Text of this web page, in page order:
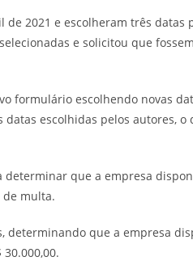
2021 e escolheram três datas
e solicitou que
formulário escolhendo novas
escolhidas pelos autores,
que a empresa
de multa.
que a empresa